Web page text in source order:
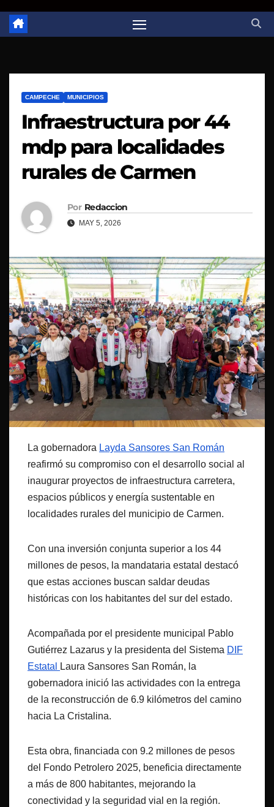
CAMPECHE MUNICIPIOS
Infraestructura por 44
mdp para localidades
rurales de Carmen
Por Redaccion
MAY 5, 2026
La gobernadora Layda Sansores San Román
reafirmó su compromiso con el desarrollo social al
inaugurar proyectos de infraestructura carretera,
espacios públicos y energía sustentable en
localidades rurales del municipio de Carmen.
Con una inversión conjunta superior a los 44
millones de pesos, la mandataria estatal destacó
que estas acciones buscan saldar deudas
históricas con los habitantes del sur del estado.
Acompañada por el presidente municipal Pablo
Gutiérrez Lazarus y la presidenta del Sistema DIF
Estatal
Laura Sansores San Román, la
gobernadora inició las actividades con la entrega
de la reconstrucción de 6.9 kilómetros del camino
hacia La Cristalina.
Esta obra, financiada con 9.2 millones de pesos
del Fondo Petrolero 2025, beneficia directamente
a más de 800 habitantes, mejorando la
conectividad y la seguridad vial en la región.